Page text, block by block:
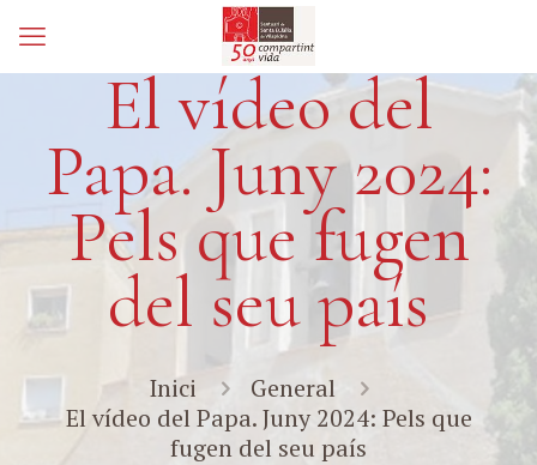
El vídeo del
Papa. Juny 2024:
Pels que fugen
del seu país
Inici
General
El vídeo del Papa. Juny 2024: Pels que
fugen del seu país